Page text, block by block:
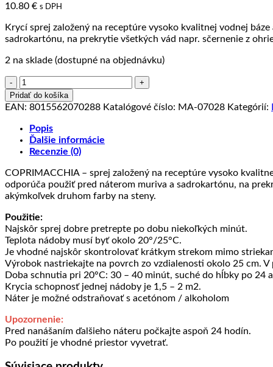
10.80 € s DPH
Krycí sprej založený na receptúre vysoko kvalitnej vodnej
sadrokartónu, na prekrytie všetkých vád napr. sčernenie z
2 na sklade (dostupné na objednávku)
množstvo
COPRIMACCHIA
(acqua)
sprej
na
škvrny
báze
vody
Pridať do košíka
EAN: 8015562070288 Katalógové číslo: MA-07028 Kategórií:
Popis
Ďalšie informácie
Recenzie (0)
COPRIMACCHIA – sprej založený na receptúre vysoko
odporúča použiť pred náterom muriva a sadrokartónu, na
akýmkoľvek druhom farby na steny.
Použitie:
Najskôr sprej dobre pretrepte po dobu niekoľkých minút.
Teplota nádoby musí byť okolo 20°/25°C.
Je vhodné najskôr skontrolovať krátkym strekom mimo
Výrobok nastriekajte na povrch zo vzdialenosti okolo 25 cm.
Doba schnutia pri 20°C: 30 – 40 minút, suché do hĺbky po 24
Krycia schopnosť jednej nádoby je 1,5 – 2 m2.
Náter je možné odstraňovať s acetónom / alkoholom
Upozornenie:
Pred nanášaním ďalšieho náteru počkajte aspoň 24 hodín.
Po použití je vhodné priestor vyvetrať.